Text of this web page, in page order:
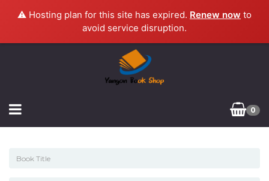
⚠️ Hosting plan for this site has expired. Renew now to
avoid service disruption.
0